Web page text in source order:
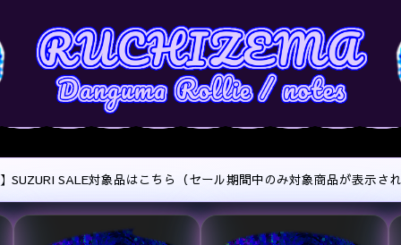
SUZURI SALE対象品はこちら（セール期間中のみ対象商品が表示さ